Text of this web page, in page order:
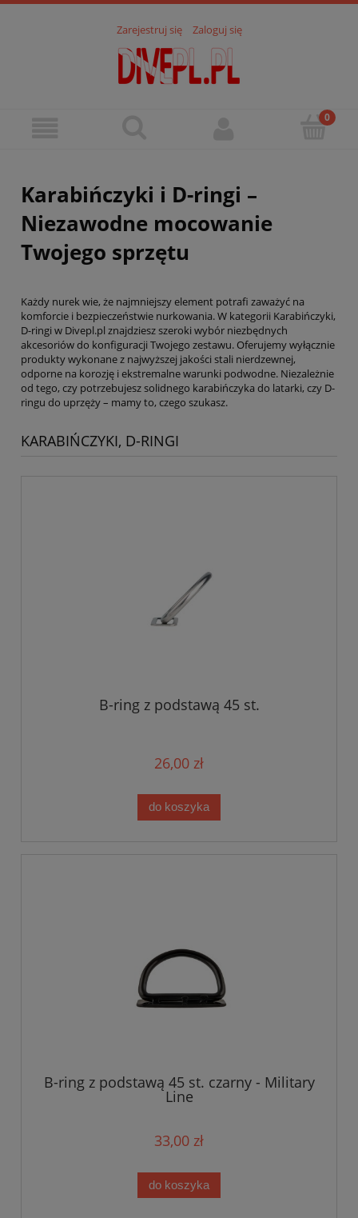
Zarejestruj się Zaloguj się
Karabińczyki i D-ringi –
Niezawodne mocowanie
Twojego sprzętu
Każdy nurek wie, że najmniejszy element potrafi zaważyć na
komforcie i bezpieczeństwie nurkowania. W kategorii Karabińczyki,
D-ringi w Divepl.pl znajdziesz szeroki wybór niezbędnych
akcesoriów do konfiguracji Twojego zestawu. Oferujemy wyłącznie
produkty wykonane z najwyższej jakości stali nierdzewnej,
odporne na korozję i ekstremalne warunki podwodne. Niezależnie
od tego, czy potrzebujesz solidnego karabińczyka do latarki, czy D-
ringu do uprzęży – mamy to, czego szukasz.
KARABIŃCZYKI, D-RINGI
B-ring z podstawą 45 st.
26,00 zł
do koszyka
B-ring z podstawą 45 st. czarny - Military
Line
33,00 zł
do koszyka